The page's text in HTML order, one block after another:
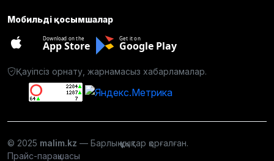
Мобильді қосымшалар
Download on the
App Store
Get it on
Google Play
Қауіпсіз орнату, жарнамасыз хабарламалар.
© 2025 malim.kz — Барлық құқықтар қорғалған.
Прайс-парақшасы